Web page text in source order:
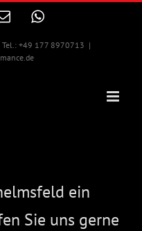
E-
WhatsApp
Tel.: +49 177 8970713 |
ein
Sie uns gerne